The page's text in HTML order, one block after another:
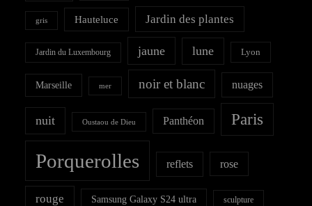
gris Hauteluce Jardin des plantes
Jardin du Luxembourg jaune lune Lyon
Marseille mer noir et blanc nuages
nuit Oustaou de Dieu Panthéon Paris
Porquerolles reflets rose
rouge Samsung Galaxy S24 ultra sculpture